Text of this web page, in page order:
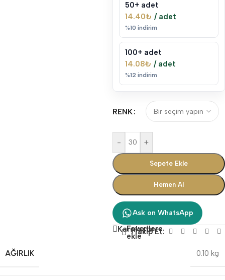
50+ adet
14.40₺ / adet
%10 indirim
100+ adet
14.08₺ / adet
%12 indirim
RENK
- +
Sepete Ekle
Hemen Al
Ask on WhatsApp
Karşılaştır
Favorilere
ekleTakip Et:
AĞIRLIK 0.10 kg